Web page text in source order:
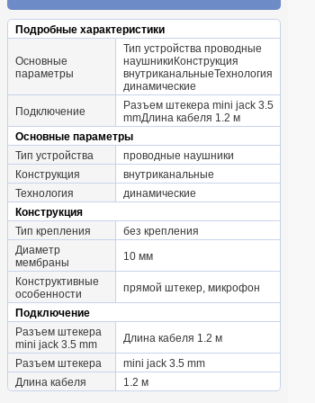
Подробные характеристики
Основные
параметры
Тип устройства проводные
наушникиКонструкция
внутриканальныеТехнология
динамические
Подключение
Разъем штекера mini jack 3.5
mmДлина кабеля 1.2 м
Основные параметры
Тип устройства
проводные наушники
Конструкция
внутриканальные
Технология
динамические
Конструкция
Тип крепления
без крепления
Диаметр
мембраны
10 мм
Конструктивные
особенности
прямой штекер, микрофон
Подключение
Разъем штекера
mini jack 3.5 mm
Длина кабеля 1.2 м
Разъем штекера
mini jack 3.5 mm
Длина кабеля
1.2 м